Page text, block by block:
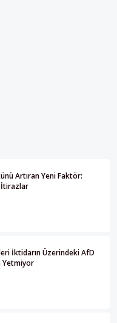
Artıran Yeni Faktör:
İtirazlar
İktidarın Üzerindeki AfD
Yetmiyor